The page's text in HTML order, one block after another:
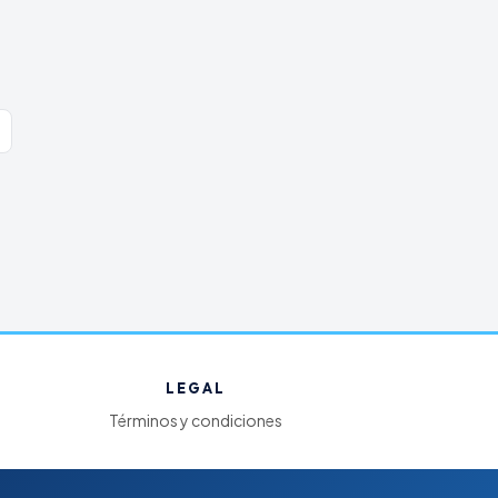
LEGAL
Términos y condiciones